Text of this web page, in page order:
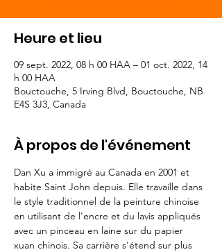
Heure et lieu
09 sept. 2022, 08 h 00 HAA – 01 oct. 2022, 14
h 00 HAA
Bouctouche, 5 Irving Blvd, Bouctouche, NB
E4S 3J3, Canada
À propos de l'événement
Dan Xu a immigré au Canada en 2001 et
habite Saint John depuis. Elle travaille dans
le style traditionnel de la peinture chinoise
en utilisant de l'encre et du lavis appliqués
avec un pinceau en laine sur du papier
xuan chinois. Sa carrière s'étend sur plus